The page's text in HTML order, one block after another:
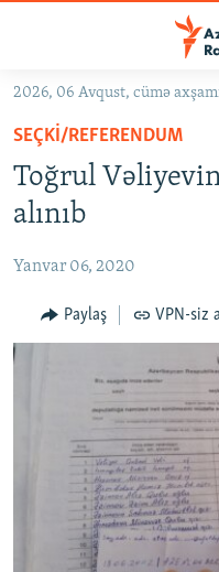
Əsas
qayıt
Əsas
naviqasiyaya
qayıt
GÜNDƏM
#İZAHLA
KORRUPSIOMETR
FƏRQƏ BAX
QANUNI DOĞRU
MULTIMEDIA
FOTOQALEREYA
İNFOQRAFIKA
KARIKATURA
RADIO ARXIV
OXU ZALI
AZƏRBAYCAN ƏDƏBIYYATI
İSLAM VƏ DEMOKRATIYA
HAQQIMIZDA
MISSIYAMIZ
PEŞƏ ETIKASI VƏ
2026, 06 Avqust, cümə
SEÇKI/REFERENDUM
Toğrul
alınıb
Yanvar 06, 2020
Paylaş VPN-siz